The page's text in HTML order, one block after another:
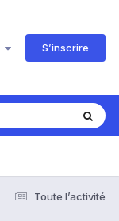
S’inscrire
Toute l’activité